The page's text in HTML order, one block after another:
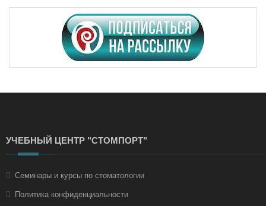
УЧЕБНЫЙ ЦЕНТР "СТОМПОРТ"
Семинары и курсы по стоматологии
Политика конфиденциальности